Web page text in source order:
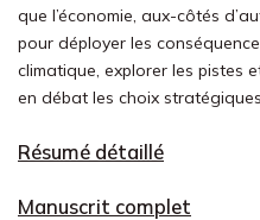
que l’économie, aux-côtés
pour déployer les
climatique, explorer les pistes
en débat les choix
Résumé détaillé
Manuscrit complet